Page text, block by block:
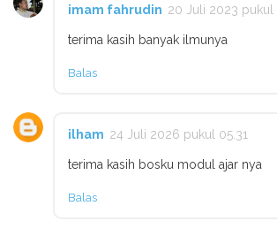
imam fahrudin 20 Juli 2023 pukul
terima kasih banyak ilmunya
Balas
ilham 24 Juli 2026 pukul 05.31
terima kasih bosku modul ajar nya
Balas